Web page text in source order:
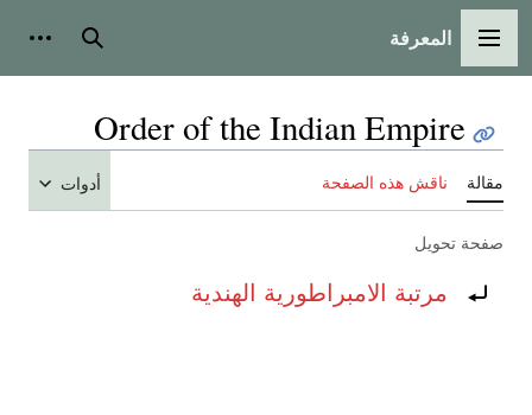
القائمة الرئيسية
المعرفة بحث
Order of the Indian Empire
مقالة ناقش هذه الصفحة أدوات
صفحة تحويل
تحويل إلى:مرتبة الامبراطورية الهندية